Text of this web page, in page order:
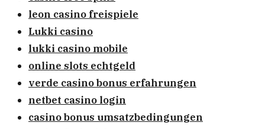
leon casino freispiele
Lukki casino
lukki casino mobile
online slots echtgeld
verde casino bonus erfahrungen
netbet casino login
casino bonus umsatzbedingungen